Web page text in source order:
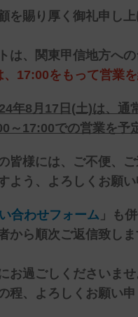
を賜り厚く御礼申し上
は、関東甲信地方へ
17:00をもって営業
年8月17日(土)は、通
～17:00での営業を予
皆様には、ご不便、
よう、よろしくお願い
合わせフォーム 」も
から 順次ご返信致しま
お過ごしくださいませ
程、よろしくお願い申